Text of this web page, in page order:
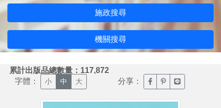
施政搜尋
機關搜尋
累計出版品總數量：117,872
字體： 小 中 大 分享： 臉書分享(另開新視窗)
噗浪分享(另開新
Line分享(另